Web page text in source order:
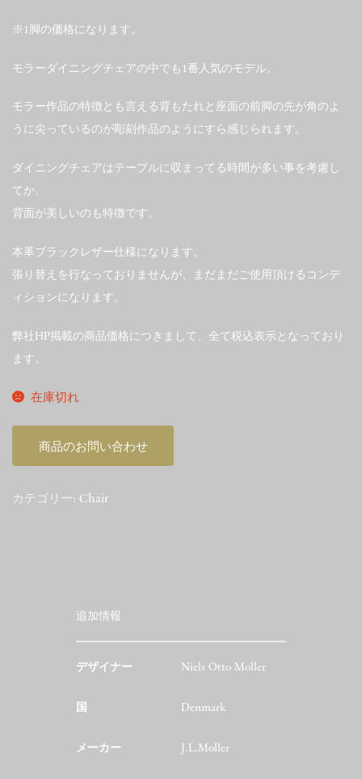
※1脚の価格になります。
モラーダイニングチェアの中でも1番人気のモデル。
モラー作品の特徴とも言える背もたれと座面の前脚の先が角のよ
うに尖っているのが彫刻作品のようにすら感じられます。
ダイニングチェアはテーブルに収まってる時間が多い事を考慮し
てか、
背面が美しいのも特徴です。
本革ブラックレザー仕様になります。
張り替えを行なっておりませんが、まだまだご使用頂けるコンデ
ィションになります。
弊社HP掲載の商品価格につきまして、全て税込表示となっており
ます。
在庫切れ
商品のお問い合わせ
カテゴリー: Chair
追加情報
デザイナー Niels Otto Moller
国 Denmark
メーカー J.L.Moller